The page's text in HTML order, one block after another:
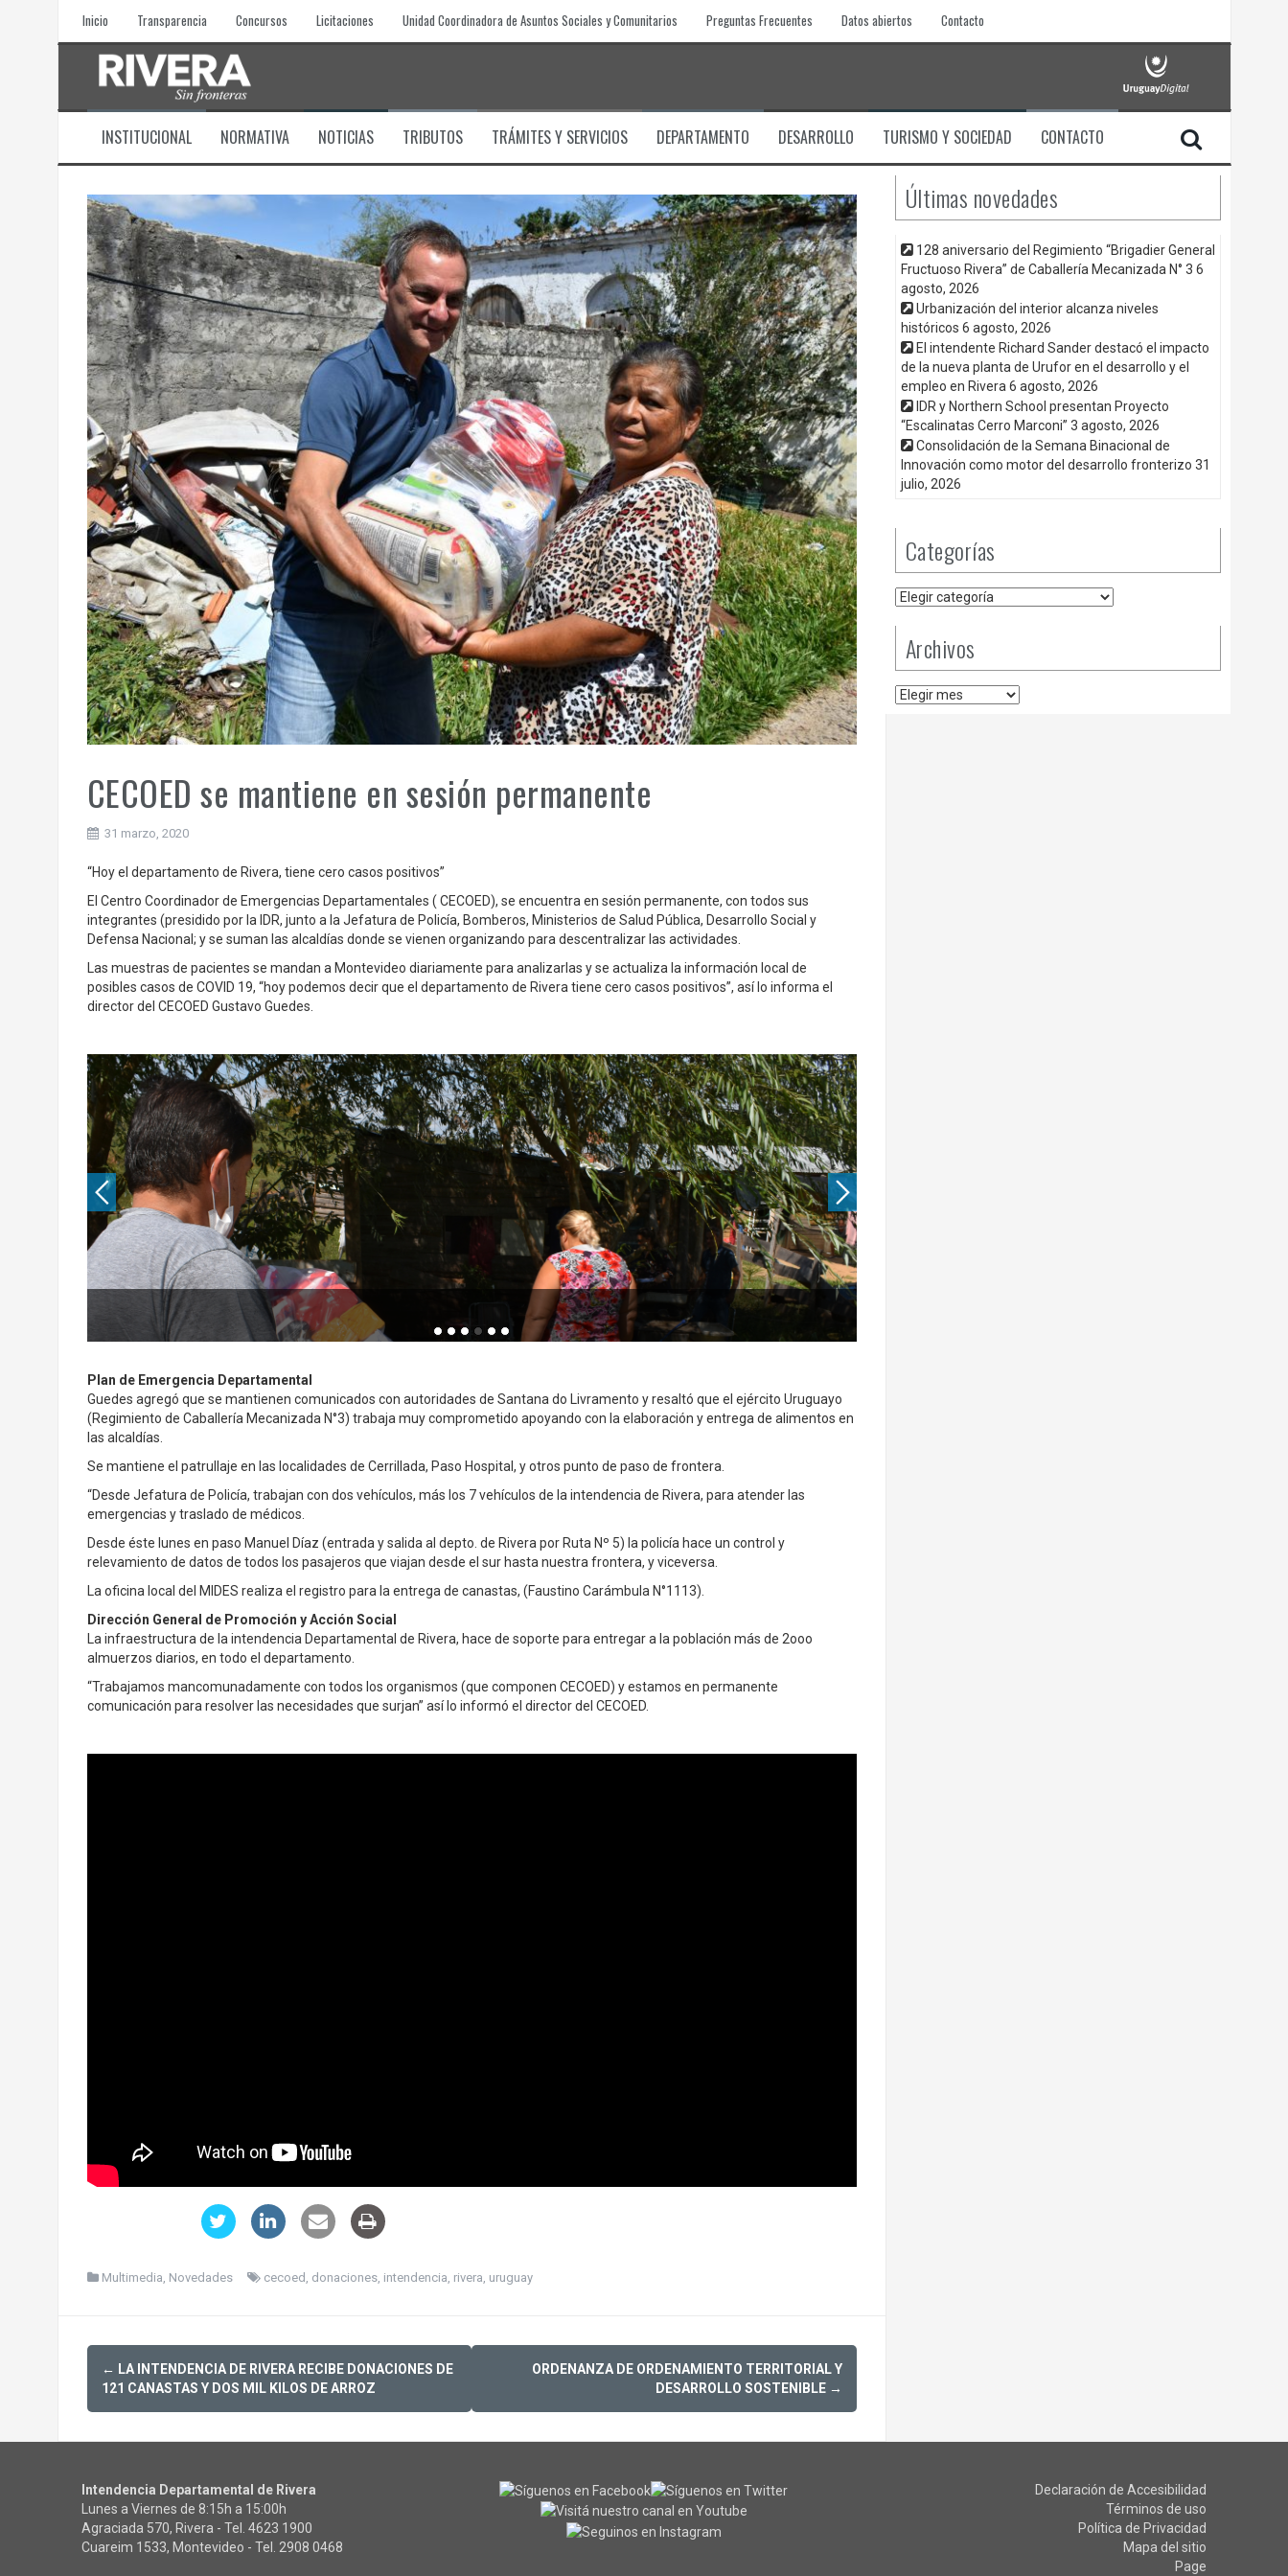
Inicio Transparencia Concursos Licitaciones Unidad Coordinadora de Asuntos Sociales y Comunitarios Preguntas Frecuentes Datos abiertos Contacto
INSTITUCIONAL NORMATIVA NOTICIAS TRIBUTOS TRÁMITES Y SERVICIOS DEPARTAMENTO DESARROLLO TURISMO Y SOCIEDAD CONTACTO
CECOED se mantiene en sesión permanente
31 marzo, 2020
“Hoy el departamento de Rivera, tiene cero casos positivos”
El Centro Coordinador de Emergencias Departamentales ( CECOED), se encuentra en sesión permanente, con todos sus
integrantes (presidido por la IDR, junto a la Jefatura de Policía, Bomberos, Ministerios de Salud Pública, Desarrollo Social y
Defensa Nacional; y se suman las alcaldías donde se vienen organizando para descentralizar las actividades.
Las muestras de pacientes se mandan a Montevideo diariamente para analizarlas y se actualiza la información local de
posibles casos de COVID 19, “hoy podemos decir que el departamento de Rivera tiene cero casos positivos”, así lo informa el
director del CECOED Gustavo Guedes.
Plan de Emergencia Departamental
Guedes agregó que se mantienen comunicados con autoridades de Santana do Livramento y resaltó que el ejército Uruguayo
(Regimiento de Caballería Mecanizada N°3) trabaja muy comprometido apoyando con la elaboración y entrega de alimentos en
las alcaldías.
Se mantiene el patrullaje en las localidades de Cerrillada, Paso Hospital, y otros punto de paso de frontera.
“Desde Jefatura de Policía, trabajan con dos vehículos, más los 7 vehículos de la intendencia de Rivera, para atender las
emergencias y traslado de médicos.
Desde éste lunes en paso Manuel Díaz (entrada y salida al depto. de Rivera por Ruta Nº 5) la policía hace un control y
relevamiento de datos de todos los pasajeros que viajan desde el sur hasta nuestra frontera, y viceversa.
La oficina local del MIDES realiza el registro para la entrega de canastas, (Faustino Carámbula N°1113).
Dirección General de Promoción y Acción Social
La infraestructura de la intendencia Departamental de Rivera, hace de soporte para entregar a la población más de 2ooo
almuerzos diarios, en todo el departamento.
“Trabajamos mancomunadamente con todos los organismos (que componen CECOED) y estamos en permanente
comunicación para resolver las necesidades que surjan” así lo informó el director del CECOED.
Multimedia Novedades cecoed donaciones, intendencia rivera uruguay
Post
navigation
← LA INTENDENCIA DE RIVERA RECIBE DONACIONES DE
121 CANASTAS Y DOS MIL KILOS DE ARROZ
ORDENANZA DE ORDENAMIENTO TERRITORIAL Y
DESARROLLO SOSTENIBLE →
Últimas novedades
128 aniversario del Regimiento “Brigadier General
Fructuoso Rivera” de Caballería Mecanizada N° 3 6
agosto, 2026
Urbanización del interior alcanza niveles
históricos 6 agosto, 2026
El intendente Richard Sander destacó el impacto
de la nueva planta de Urufor en el desarrollo y el
empleo en Rivera 6 agosto, 2026
IDR y Northern School presentan Proyecto
“Escalinatas Cerro Marconi” 3 agosto, 2026
Consolidación de la Semana Binacional de
Innovación como motor del desarrollo fronterizo 31
julio, 2026
Categorías
Categorías
Archivos
Archivos
Intendencia Departamental de Rivera
Lunes a Viernes de 8:15h a 15:00h
Agraciada 570, Rivera - Tel. 4623 1900
Cuareim 1533, Montevideo - Tel. 2908 0468
Declaración de Accesibilidad
Términos de uso
Política de Privacidad
Mapa del sitio
Page